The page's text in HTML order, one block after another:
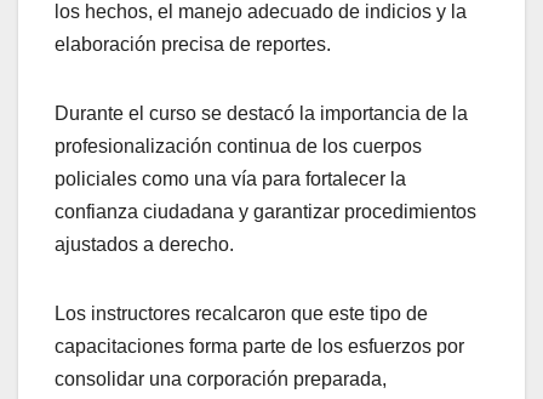
los hechos, el manejo adecuado de indicios y la
elaboración precisa de reportes.
Durante el curso se destacó la importancia de la
profesionalización continua de los cuerpos
policiales como una vía para fortalecer la
confianza ciudadana y garantizar procedimientos
ajustados a derecho.
Los instructores recalcaron que este tipo de
capacitaciones forma parte de los esfuerzos por
consolidar una corporación preparada,